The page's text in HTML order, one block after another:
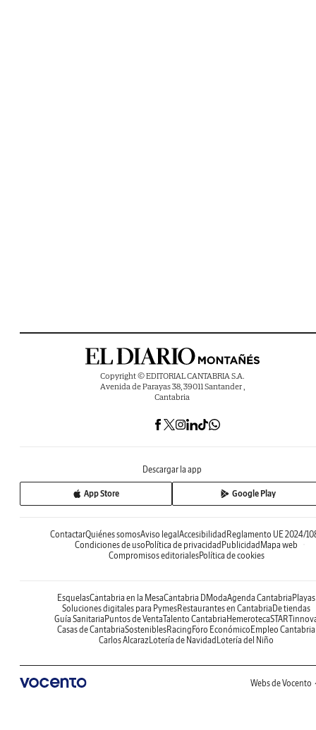
Copyright © EDITORIAL CANTABRIA S.A.
Avenida de Parayas 38, 39011 Santander ,
Cantabria
Descargar la app
App Store Google Play
ContactarQuiénes somosAviso legalAccesibilidadReglamento UE 2024/
Condiciones de usoPolítica de privacidadPublicidadMapa web
Compromisos editorialesPolítica de cookies
EsquelasCantabria en la MesaCantabria DModaAgenda CantabriaPlayas
Soluciones digitales para PymesRestaurantes en CantabriaDe tiendas
Guía SanitariaPuntos de VentaTalento CantabriaHemeroteca
Casas de CantabriaSosteniblesRacingForo EconómicoEmpleo Cantabria
Carlos AlcarazLotería de NavidadLotería del Niño
Webs de Vocento